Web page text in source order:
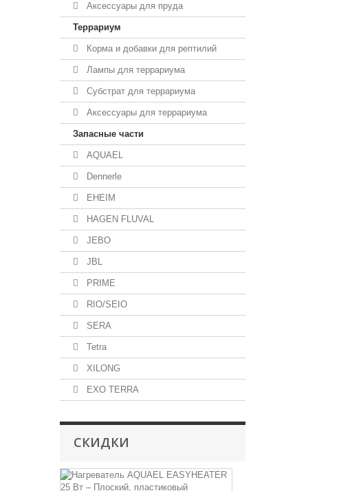
Аксессуары для пруда
Террариум
Корма и добавки для рептилий
Лампы для террариума
Субстрат для террариума
Аксессуары для террариума
Запасные части
AQUAEL
Dennerle
EHEIM
HAGEN FLUVAL
JEBO
JBL
PRIME
RIO/SEIO
SERA
Tetra
XILONG
EXO TERRA
СКИДКИ